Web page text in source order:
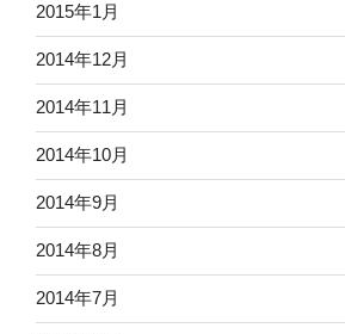
2015年1月
2014年12月
2014年11月
2014年10月
2014年9月
2014年8月
2014年7月